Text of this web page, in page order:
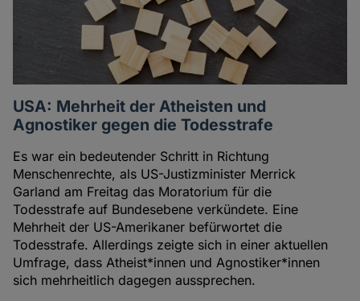
USA: Mehrheit der Atheisten und
Agnostiker gegen die Todesstrafe
Es war ein bedeutender Schritt in Richtung
Menschenrechte, als US-Justizminister Merrick
Garland am Freitag das Moratorium für die
Todesstrafe auf Bundesebene verkündete. Eine
Mehrheit der US-Amerikaner befürwortet die
Todesstrafe. Allerdings zeigte sich in einer aktuellen
Umfrage, dass Atheist*innen und Agnostiker*innen
sich mehrheitlich dagegen aussprechen.